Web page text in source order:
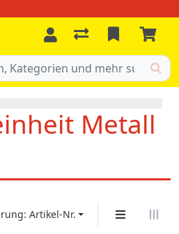
Metall
Artikel-Nr.